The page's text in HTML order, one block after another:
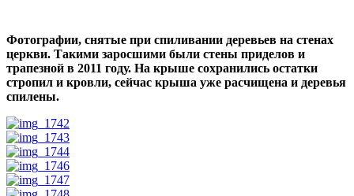
Фотографии, снятые при спиливании деревьев на стенах
церкви. Такими заросшими были стены приделов и
трапезной в 2011 году. На крыше сохранились остатки
стропил и кровли, сейчас крыша уже расчищена и деревья
спилены.